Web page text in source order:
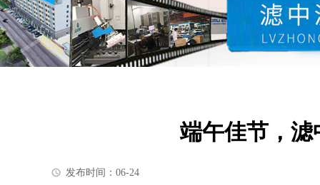
端午佳节，滤
发布时间：06-24